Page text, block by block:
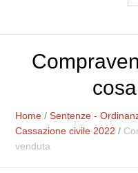
Home /Sentenze -
Cassazione civile 2022 /
venduta